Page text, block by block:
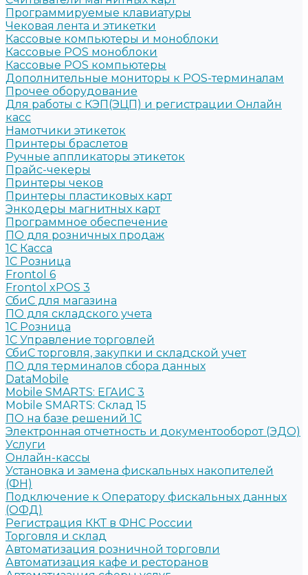
Программируемые клавиатуры
Чековая лента и этикетки
Кассовые компьютеры и моноблоки
Кассовые POS моноблоки
Кассовые POS компьютеры
Дополнительные мониторы к POS-терминалам
Прочее оборудование
Для работы с КЭП(ЭЦП) и регистрации Онлайн
касс
Намотчики этикеток
Принтеры браслетов
Ручные аппликаторы этикеток
Прайс-чекеры
Принтеры чеков
Принтеры пластиковых карт
Энкодеры магнитных карт
Программное обеспечение
ПО для розничных продаж
1C Касса
1С Розница
Frontol 6
Frontol xPOS 3
СбиС для магазина
ПО для складского учета
1C Розница
1С Управление торговлей
СбиС торговля, закупки и складской учет
ПО для терминалов сбора данных
DataMobile
Mobile SMARTS: ЕГАИС 3
Mobile SMARTS: Склад 15
ПО на базе решений 1С
Электронная отчетность и документооборот (ЭДО)
Услуги
Онлайн-кассы
Установка и замена фискальных накопителей
(ФН)
Подключение к Оператору фискальных данных
(ОФД)
Регистрация ККТ в ФНС России
Торговля и склад
Автоматизация розничной торговли
Автоматизация кафе и ресторанов